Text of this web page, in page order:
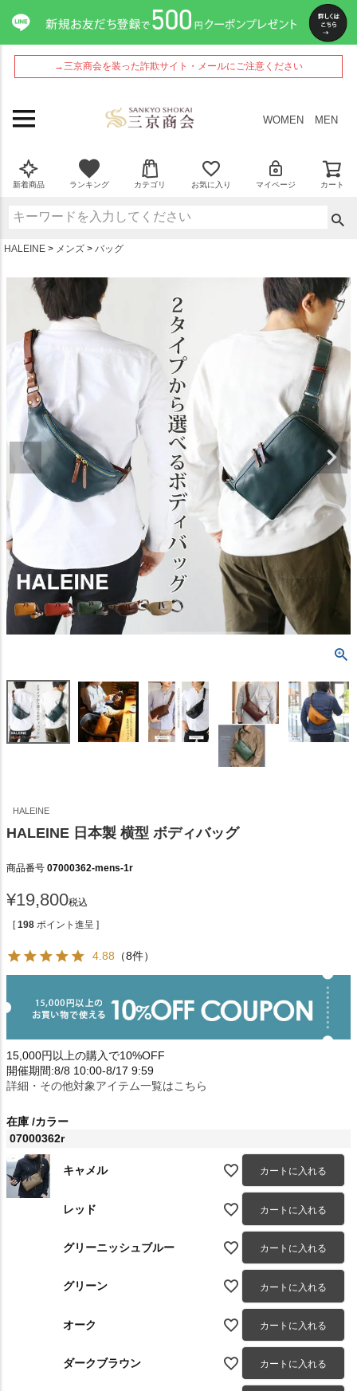
→三京商会を装った詐欺サイト・メールにご注意ください
WOMEN MEN
新着商品 ランキング カテゴリ お気に入り マイページ カート
HALEINE メンズ バッグ
HALEINE
HALEINE 日本製 横型 ボディバッグ
商品番号 07000362-mens-1r
¥19,800税込
[ 198 ポイント進呈 ]
4.88 （8件）
15,000円以上の購入で10%OFF
開催期間:8/8 10:00-8/17 9:59
詳細・その他対象アイテム一覧はこちら
在庫 カラー
07000362r
キャメル カートに入れる
レッド カートに入れる
グリーニッシュブルー カートに入れる
グリーン カートに入れる
オーク カートに入れる
ダークブラウン カートに入れる
ペー
ジト
ップ
へ